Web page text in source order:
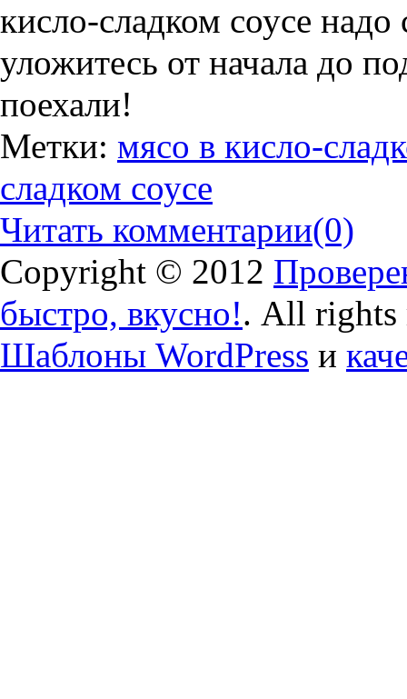
кисло-сладком соусе
уложитесь от начала до
поехали!
Метки: мясо в кисло-
сладком соусе
Читать комментарии(0)
Copyright © 2012
быстро, вкусно!. All rights
Шаблоны WordPress и